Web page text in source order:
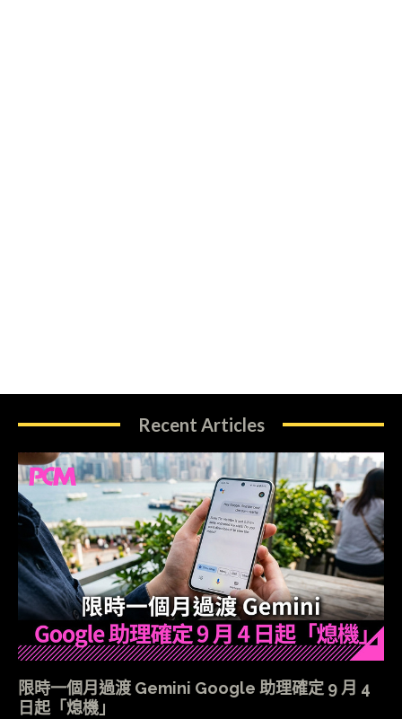
Recent Articles
限時一個月過渡 Gemini Google 助理確定 9 月 4
日起「熄機」